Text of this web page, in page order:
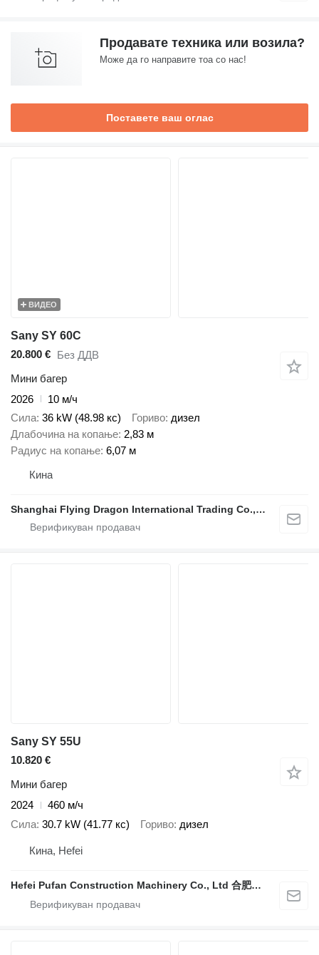
Продавате техника или возила?
Може да го направите тоа со нас!
Поставете ваш оглас
ВИДЕО
Sany SY 60C
20.800 € Без ДДВ
Мини багер
2026
10 м/ч
Сила 36 kW (48.98 кс) Гориво дизел
Длабочина на копање 2,83 м
Радиус на копање 6,07 м
Кина
Shanghai Flying Dragon International Trading Co.,Ltd
Sany SY 55U
10.820 €
Мини багер
2024
460 м/ч
Сила 30.7 kW (41.77 кс) Гориво дизел
Кина, Hefei
Hefei Pufan Construction Machinery Co., Ltd 合肥朴凡工程机械有限公司